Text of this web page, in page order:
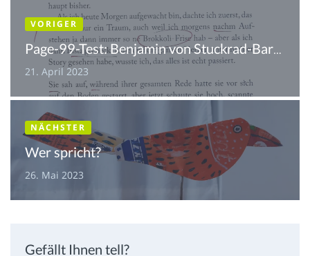
VORIGER
Page-99-Test: Benjamin von Stuckrad-Barre
21. April 2023
NÄCHSTER
Wer spricht?
26. Mai 2023
Gefällt Ihnen tell?